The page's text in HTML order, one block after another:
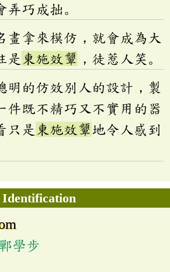
弄巧成拙。
畫拿來模仿，就會成為大
是 東施效顰 ，徒惹人笑。
明的仿效別人的設計，製
件既不精巧又不實用的器
只是 東施效顰地令人感到
Identification
學步